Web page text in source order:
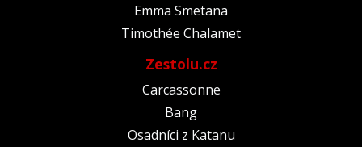
Emma Smetana
Timothée Chalamet
Zestolu.cz
Carcassonne
Bang
Osadníci z Katanu